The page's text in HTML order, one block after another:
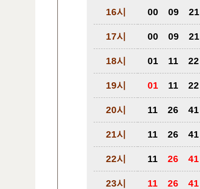
16시 00 09 21
17시 00 09 21
18시 01 11 22
19시 01 11 22
20시 11 26 41
21시 11 26 41
22시 11 26 41
23시 11 26 41